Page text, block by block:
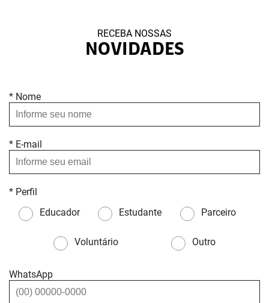
RECEBA NOSSAS
NOVIDADES
* Nome
* E-mail
* Perfil
Educador
Estudante Parceiro
Voluntário Outro
WhatsApp